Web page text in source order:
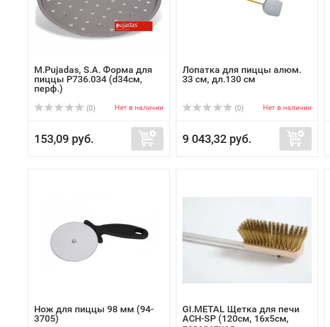
M.Pujadas, S.A. Форма для
пиццы P736.034 (d34см,
перф.)
(0) Нет в наличии
153,09 руб.
Лопатка для пиццы алюм.
33 см, дл.130 см
(0) Нет в наличии
9 043,32 руб.
Нож для пиццы 98 мм (94-
3705)
GI.METAL Щетка для печи
ACH-SP (120см, 16х5см,